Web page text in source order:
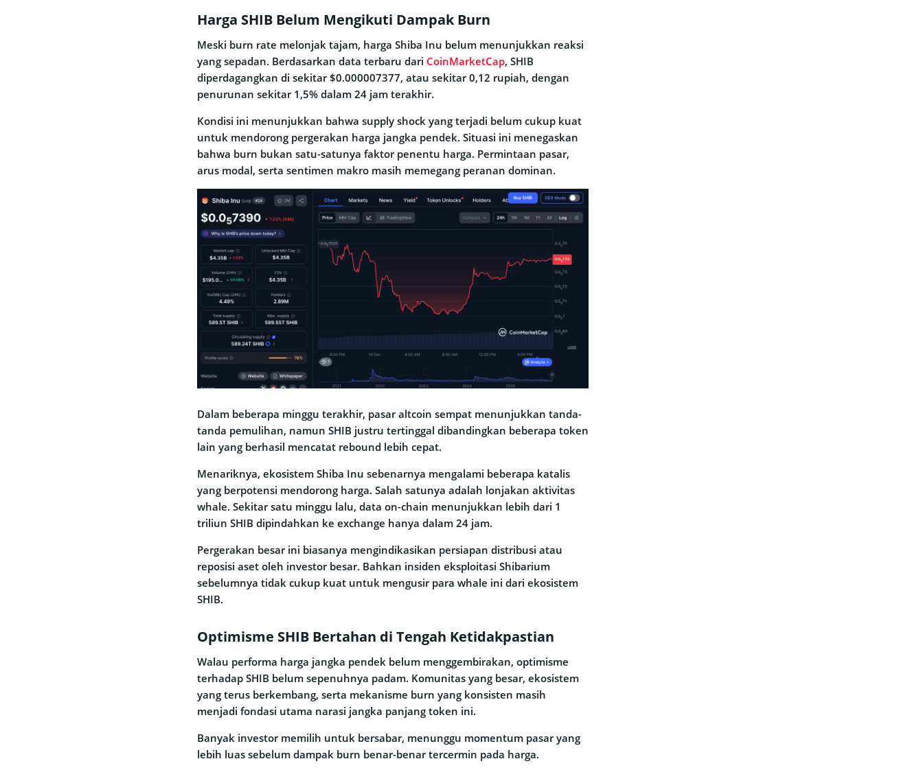
Harga SHIB Belum Mengikuti Dampak Burn
Meski burn rate melonjak tajam, harga Shiba Inu belum menunjukkan reaksi
yang sepadan. Berdasarkan data terbaru dari CoinMarketCap, SHIB
diperdagangkan di sekitar $0.000007377, atau sekitar 0,12 rupiah, dengan
penurunan sekitar 1,5% dalam 24 jam terakhir.
Kondisi ini menunjukkan bahwa supply shock yang terjadi belum cukup kuat
untuk mendorong pergerakan harga jangka pendek. Situasi ini menegaskan
bahwa burn bukan satu-satunya faktor penentu harga. Permintaan pasar,
arus modal, serta sentimen makro masih memegang peranan dominan.
Dalam beberapa minggu terakhir, pasar altcoin sempat menunjukkan tanda-
tanda pemulihan, namun SHIB justru tertinggal dibandingkan beberapa token
lain yang berhasil mencatat rebound lebih cepat.
Menariknya, ekosistem Shiba Inu sebenarnya mengalami beberapa katalis
yang berpotensi mendorong harga. Salah satunya adalah lonjakan aktivitas
whale. Sekitar satu minggu lalu, data on-chain menunjukkan lebih dari 1
triliun SHIB dipindahkan ke exchange hanya dalam 24 jam.
Pergerakan besar ini biasanya mengindikasikan persiapan distribusi atau
reposisi aset oleh investor besar. Bahkan insiden eksploitasi Shibarium
sebelumnya tidak cukup kuat untuk mengusir para whale ini dari ekosistem
SHIB.
Optimisme SHIB Bertahan di Tengah Ketidakpastian
Walau performa harga jangka pendek belum menggembirakan, optimisme
terhadap SHIB belum sepenuhnya padam. Komunitas yang besar, ekosistem
yang terus berkembang, serta mekanisme burn yang konsisten masih
menjadi fondasi utama narasi jangka panjang token ini.
Banyak investor memilih untuk bersabar, menunggu momentum pasar yang
lebih luas sebelum dampak burn benar-benar tercermin pada harga.